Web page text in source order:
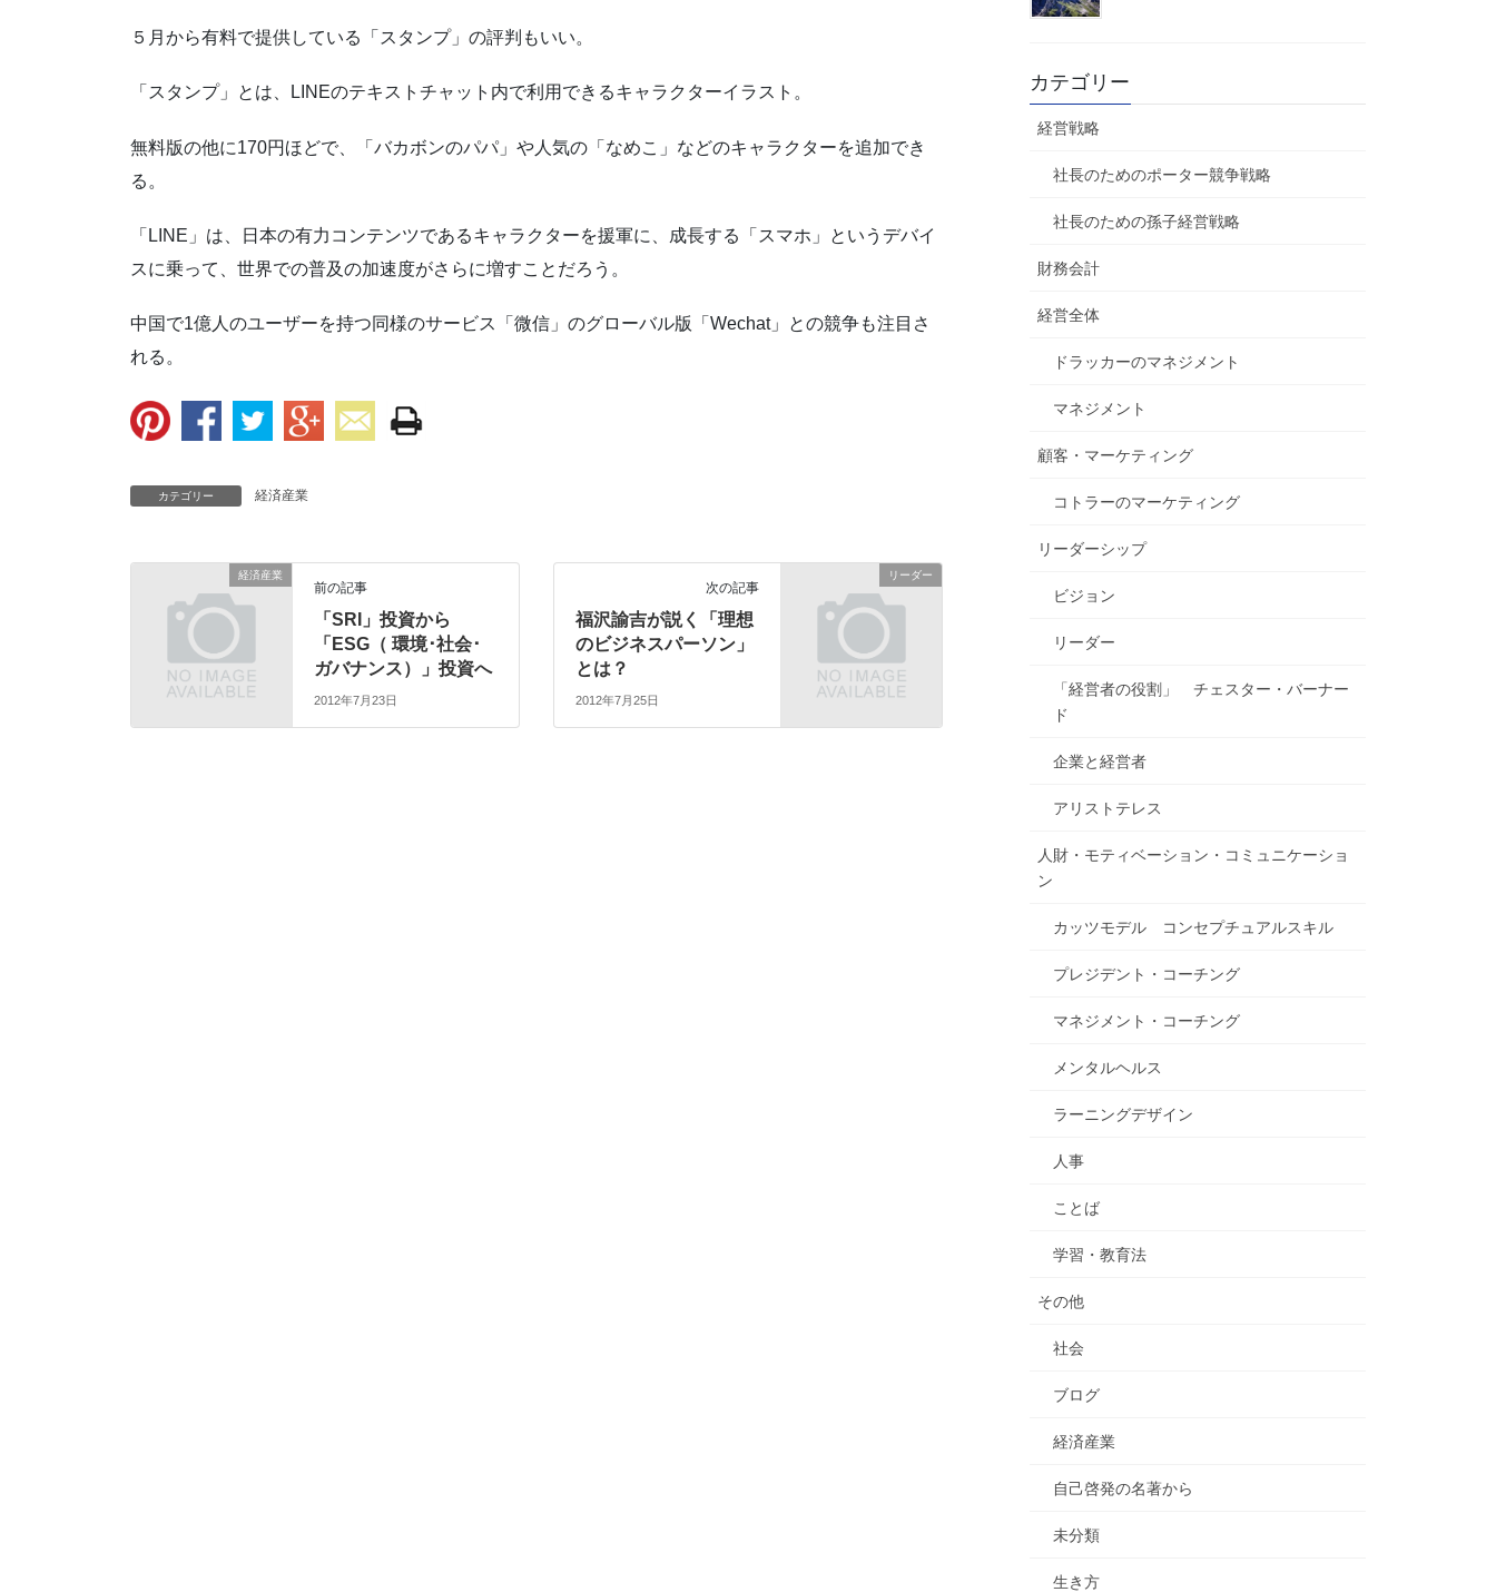
５月から有料で提供している「スタンプ」の評判もいい。
「スタンプ」とは、LINEのテキストチャット内で利用できるキャラクターイラスト。
無料版の他に170円ほどで、「バカボンのパパ」や人気の「なめこ」などのキャラクターを追加でき
る。
「LINE」は、日本の有力コンテンツであるキャラクターを援軍に、成長する「スマホ」というデバイ
スに乗って、世界での普及の加速度がさらに増すことだろう。
中国で1億人のユーザーを持つ同様のサービス「微信」のグローバル版「Wechat」との競争も注目さ
れる。
カテゴリー 経済産業
経済産業
前の記事
「SRI」投資から
「ESG（ 環境･社会･
ガバナンス）」投資へ
2012年7月23日
リーダー
次の記事
福沢諭吉が説く「理想
のビジネスパーソン」
とは？
2012年7月25日
カテゴリー
経営戦略
社長のためのポーター競争戦略
社長のための孫子経営戦略
財務会計
経営全体
ドラッカーのマネジメント
マネジメント
顧客・マーケティング
コトラーのマーケティング
リーダーシップ
ビジョン
リーダー
「経営者の役割」 チェスター・バーナー
ド
企業と経営者
アリストテレス
人財・モティベーション・コミュニケーショ
ン
カッツモデル コンセプチュアルスキル
プレジデント・コーチング
マネジメント・コーチング
メンタルヘルス
ラーニングデザイン
人事
ことば
学習・教育法
その他
社会
ブログ
経済産業
自己啓発の名著から
未分類
生き方